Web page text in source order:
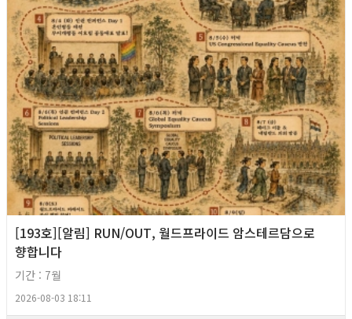
[193호][알림] RUN/OUT, 월드프라이드 암스테르담으로
향합니다
기간 : 7월
2026-08-03 18:11